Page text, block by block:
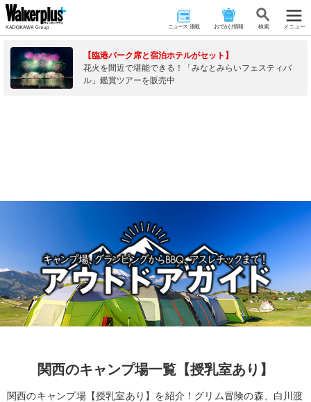
ニュース･連載 おでかけ情報 検 索 メニュー
【臨港パーク席と宿泊ホテルがセット】
花火を間近で堪能できる！「みなとみらいフェスティバ
ル」鑑賞ツアーを販売中
関西のキャンプ場一覧【授乳室あり】
関西のキャンプ場【授乳室あり】を紹介！グリム冒険の森、白川渡